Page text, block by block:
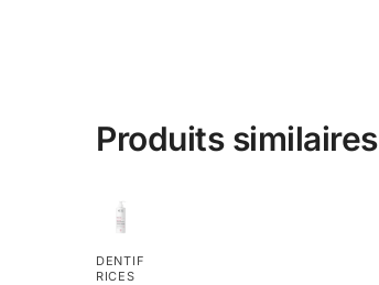
Produits similaires
DENTIF
RICES